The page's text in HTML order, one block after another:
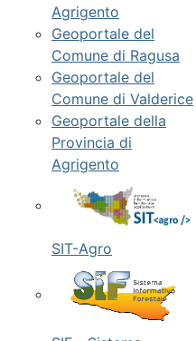
Agrigento
Geoportale del
Comune di Ragusa
Geoportale del
Comune di Valderice
Geoportale della
Provincia di
Agrigento
SIT-Agro